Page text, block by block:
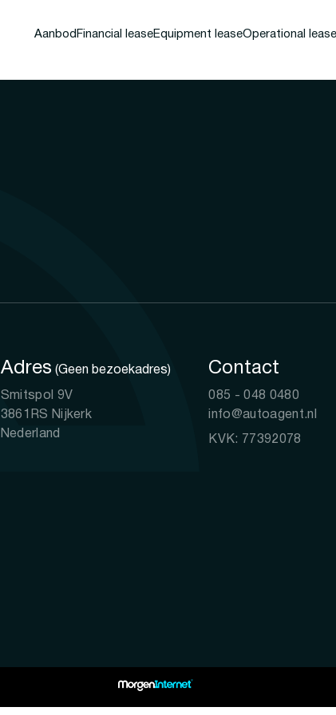
Aanbod Financial leaseEquipment leaseOperational lease
Adres (Geen bezoekadres)
Smitspol 9V
3861RS Nijkerk
Nederland
Contact
085 - 048 0480
info@autoagent.nl
KVK: 77392078